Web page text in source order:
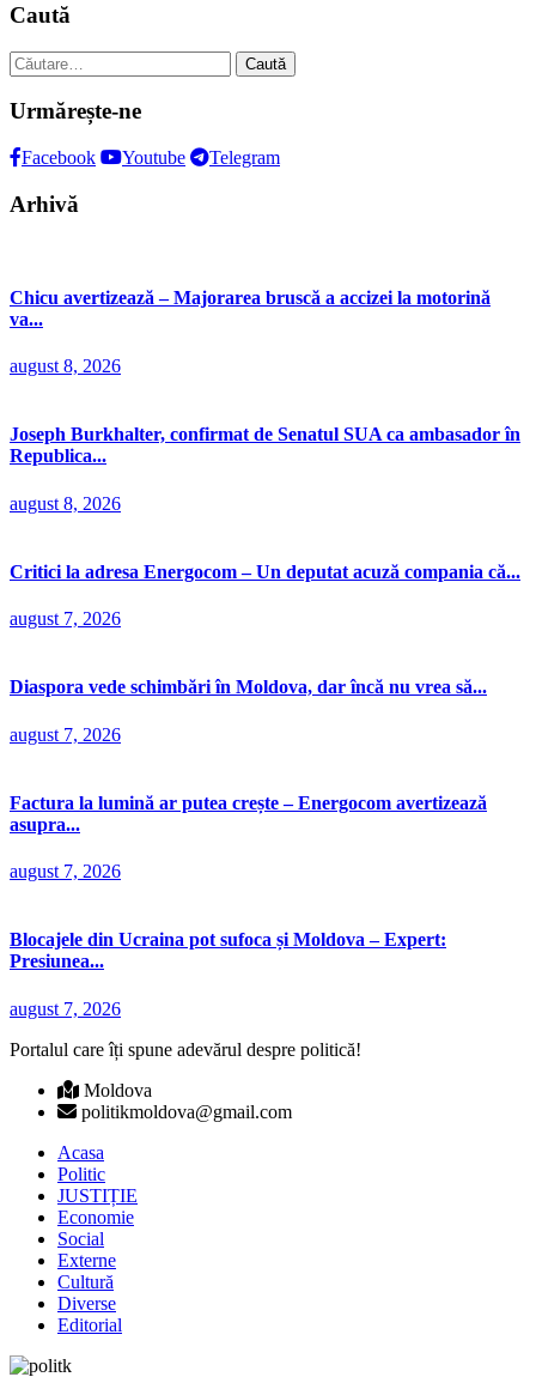
Caută
Caută
după:
Urmărește-ne
Facebook Youtube Telegram
Arhivă
Chicu avertizează – Majorarea bruscă a accizei la motorină
va...
august 8, 2026
Joseph Burkhalter, confirmat de Senatul SUA ca ambasador în
Republica...
august 8, 2026
Critici la adresa Energocom – Un deputat acuză compania că...
august 7, 2026
Diaspora vede schimbări în Moldova, dar încă nu vrea să...
august 7, 2026
Factura la lumină ar putea crește – Energocom avertizează
asupra...
august 7, 2026
Blocajele din Ucraina pot sufoca și Moldova – Expert:
Presiunea...
august 7, 2026
Portalul care îți spune adevărul despre politică!
Moldova
politikmoldova@gmail.com
Acasa
Politic
JUSTIȚIE
Economie
Social
Externe
Cultură
Diverse
Editorial